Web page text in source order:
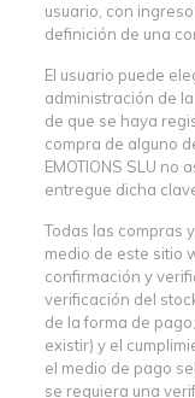
usuario, con
definición de una
El usuario puede
administración de
de que se haya
compra de alguno
EMOTIONS SLU
entregue dicha
Todas las compras
medio de este sitio
confirmación y
verificación del
de la forma de
existir) y el
el medio de pago
se requiera una